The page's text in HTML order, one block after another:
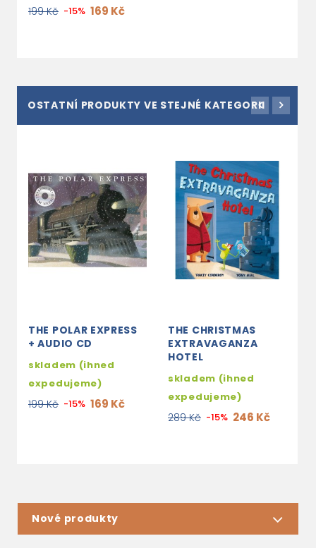
199 Kč -15% 169 Kč
OSTATNÍ PRODUKTY VE STEJNÉ KATEGORII
THE POLAR EXPRESS
+ AUDIO CD
skladem (ihned
expedujeme)
199 Kč -15% 169 Kč
THE CHRISTMAS
EXTRAVAGANZA
HOTEL
skladem (ihned
expedujeme)
289 Kč -15% 246 Kč
Nové produkty